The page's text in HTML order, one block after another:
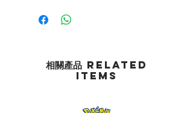
相關產品 Related
Items